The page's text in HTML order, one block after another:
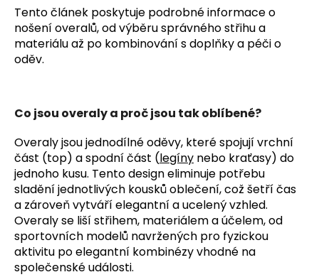
Tento článek poskytuje podrobné informace o
nošení overalů, od výběru správného střihu a
materiálu až po kombinování s doplňky a péči o
oděv.
Co jsou overaly a proč jsou tak oblíbené?
Overaly jsou jednodílné oděvy, které spojují vrchní
část (top) a spodní část (legíny nebo kraťasy) do
jednoho kusu. Tento design eliminuje potřebu
sladění jednotlivých kousků oblečení, což šetří čas
a zároveň vytváří elegantní a ucelený vzhled.
Overaly se liší střihem, materiálem a účelem, od
sportovních modelů navržených pro fyzickou
aktivitu po elegantní kombinézy vhodné na
společenské události.